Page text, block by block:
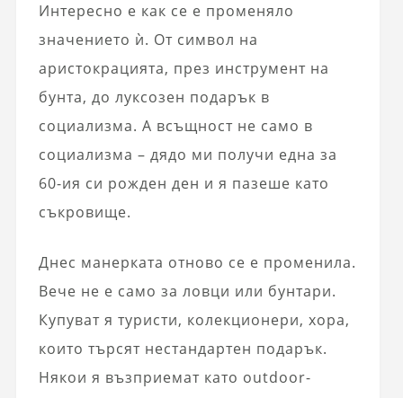
Интересно е как се е променяло
значението ѝ. От символ на
аристокрацията, през инструмент на
бунта, до луксозен подарък в
социализма. А всъщност не само в
социализма – дядо ми получи една за
60-ия си рожден ден и я пазеше като
съкровище.
Днес манерката отново се е променила.
Вече не е само за ловци или бунтари.
Купуват я туристи, колекционери, хора,
които търсят нестандартен подарък.
Някои я възприемат като outdoor-